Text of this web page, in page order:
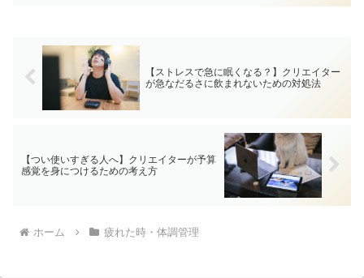
【ストレスで急に眠くなる？】クリエイター
が急なだるさに飲まれないための対処法
【つい使いすぎる人へ】クリエイターが予算
感覚を身につけるための考え方
ホーム 疲れた時・体調管理